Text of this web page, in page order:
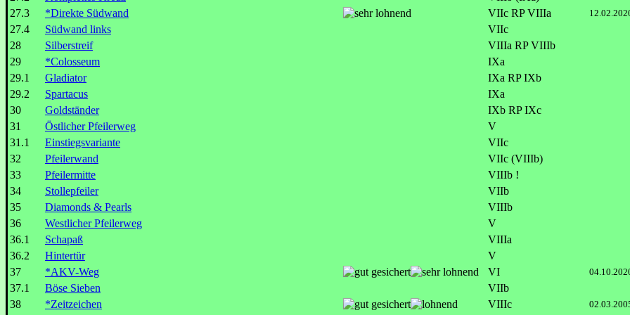
27.3
*Direkte Südwand VIIc RP VIIIa
27.4 Südwand links
VIIc
28
Silberstreif
VIIIa RP VIIIb
29
*Colosseum
IXa
29.1
Gladiator
IXa RP IXb
29.2
Spartacus
IXa
30
Goldständer
IXb RP IXc
31
Östlicher Pfeilerweg
V
31.1
Einstiegsvariante
VIIc
32
Pfeilerwand
VIIc (VIIIb)
33
Pfeilermitte
VIIIb !
34
Stollepfeiler
VIIb
35
Diamonds & Pearls
VIIIb
36
Westlicher Pfeilerweg
V
36.1
Schapaß
VIIIa
36.2
Hintertür
V
37
*AKV-Weg VI
37.1 Böse Sieben
VIIb
38
*Zeitzeichen VIIIc